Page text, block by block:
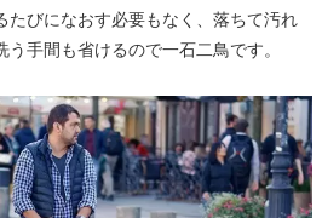
たびになおす必要もなく、落ちて汚れ
手間も省けるので一石二鳥です。